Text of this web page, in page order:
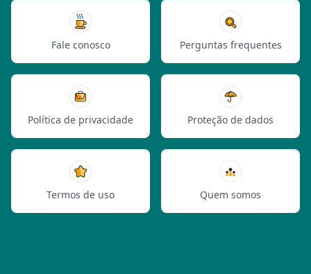
Fale conosco Perguntas frequentes
Política de privacidade Proteção de dados
Termos de uso Quem somos